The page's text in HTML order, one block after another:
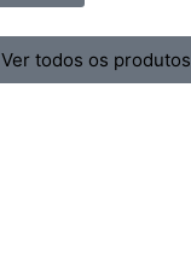
Ver todos os produtos